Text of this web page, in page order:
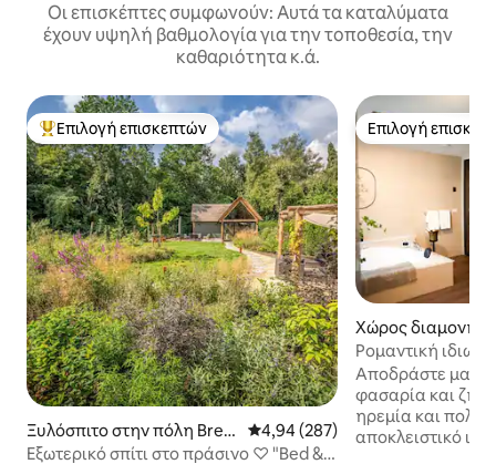
Οι επισκέπτες συμφωνούν: Αυτά τα καταλύματα
έχουν υψηλή βαθμολογία για την τοποθεσία, την
καθαριότητα κ.ά.
Κορυφαία επιλογή επισκεπτών
Επιλογή επισκεπτών
Ξυλόσπιτο στην πόλη Bred
a
Μέση βαθμολογία: 4,94 στα 5,
4,94 (287)
Εξωτερικό σπίτι στο πράσινο ♡ "Bed &
Επιλογή
Επιλογή
Χώρος διαμονής
Moergestel
Ρομαντική
Αποδράστε μαζί
φασαρία και
ηρεμία και
αποκλειστικό